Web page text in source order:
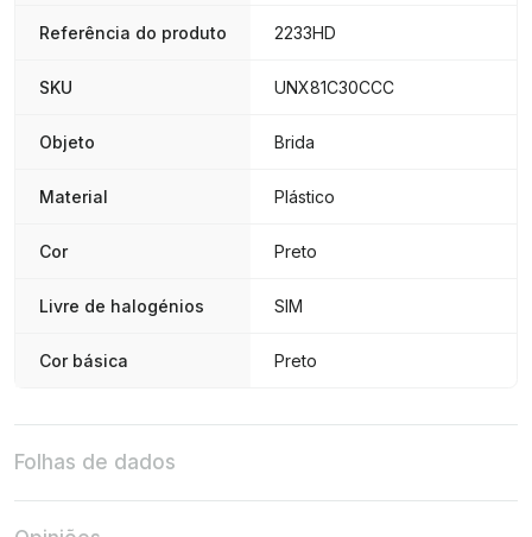
Referência do produto 2233HD
SKU UNX81C30CCC
Objeto Brida
Material Plástico
Cor Preto
Livre de halogénios SIM
Cor básica Preto
Folhas de dados